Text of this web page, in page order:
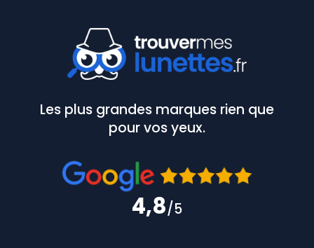
Les plus grandes marques rien que
pour vos yeux.
4,8/5